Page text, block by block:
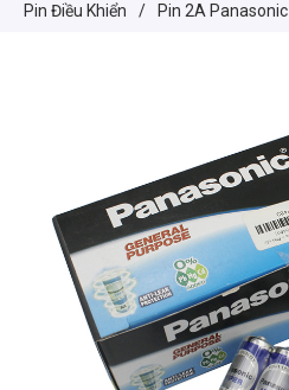
Pin Điều Khiển
/ Pin 2A Panasonic